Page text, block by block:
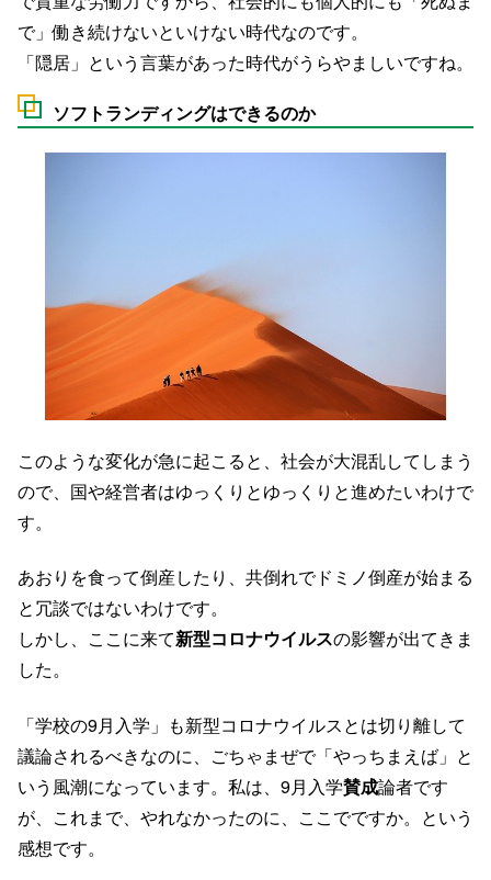
で」働き続けないといけない時代なのです。
「隠居」という言葉があった時代がうらやましいですね。
ソフトランディングはできるのか
このような変化が急に起こると、社会が大混乱してしまう
ので、国や経営者はゆっくりとゆっくりと進めたいわけで
す。
あおりを食って倒産したり、共倒れでドミノ倒産が始まる
と冗談ではないわけです。
しかし、ここに来て新型コロナウイルスの影響が出てきま
した。
「学校の9月入学」も新型コロナウイルスとは切り離して
議論されるべきなのに、ごちゃまぜで「やっちまえば」と
いう風潮になっています。私は、9月入学賛成論者です
が、これまで、やれなかったのに、ここでですか。という
感想です。